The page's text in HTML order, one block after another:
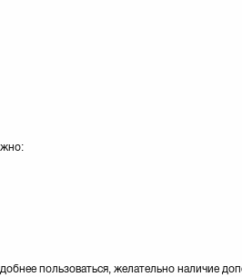
пользоваться, желательно наличие